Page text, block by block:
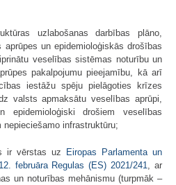
uzlabošanas darbības plāno,
aprūpes un epidemioloģiskās drošības
veselības sistēmas noturību un
pakalpojumu pieejamību, kā arī
iestāžu spēju pielāgoties krīzes
valsts apmaksātu veselības aprūpi,
epidemioloģiski drošiem veselības
nepieciešamo infrastruktūru;
ir vērstas uz
Eiropas Parlamenta un
februāra Regulas (ES)2021/241, ar
un noturības mehānismu (turpmāk –